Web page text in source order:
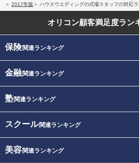
2017年版
ハウスウエディングの式場スタッフの対応
オリコン顧客満足度ラン
保険関連ランキング
金融関連ランキング
塾関連ランキング
スクール関連ランキング
美容関連ランキング